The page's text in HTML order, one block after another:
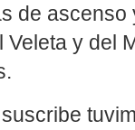
de
y del